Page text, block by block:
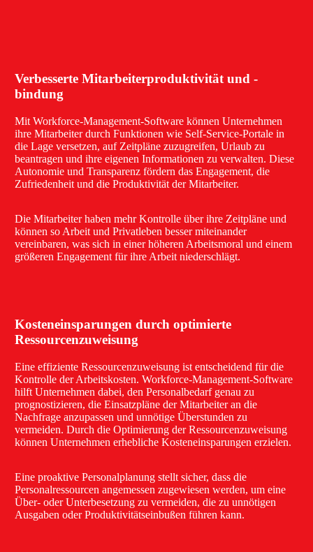
Verbesserte Mitarbeiterproduktivität und -
bindung
Mit Workforce-Management-Software können Unternehmen
ihre Mitarbeiter durch Funktionen wie Self-Service-Portale in
die Lage versetzen, auf Zeitpläne zuzugreifen, Urlaub zu
beantragen und ihre eigenen Informationen zu verwalten. Diese
Autonomie und Transparenz fördern das Engagement, die
Zufriedenheit und die Produktivität der Mitarbeiter.
Die Mitarbeiter haben mehr Kontrolle über ihre Zeitpläne und
können so Arbeit und Privatleben besser miteinander
vereinbaren, was sich in einer höheren Arbeitsmoral und einem
größeren Engagement für ihre Arbeit niederschlägt.
Kosteneinsparungen durch optimierte
Ressourcenzuweisung
Eine effiziente Ressourcenzuweisung ist entscheidend für die
Kontrolle der Arbeitskosten. Workforce-Management-Software
hilft Unternehmen dabei, den Personalbedarf genau zu
prognostizieren, die Einsatzpläne der Mitarbeiter an die
Nachfrage anzupassen und unnötige Überstunden zu
vermeiden. Durch die Optimierung der Ressourcenzuweisung
können Unternehmen erhebliche Kosteneinsparungen erzielen.
Eine proaktive Personalplanung stellt sicher, dass die
Personalressourcen angemessen zugewiesen werden, um eine
Über- oder Unterbesetzung zu vermeiden, die zu unnötigen
Ausgaben oder Produktivitätseinbußen führen kann.